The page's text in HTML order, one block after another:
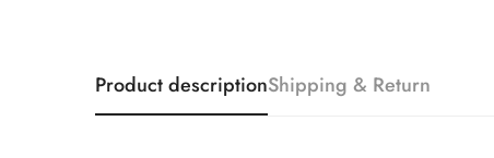
Product descriptionShipping & Return